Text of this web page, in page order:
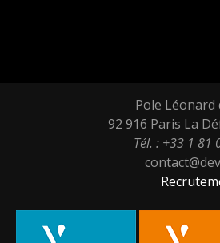
Pole Léonard
92 916 Paris La
Tél. : +33 1 81